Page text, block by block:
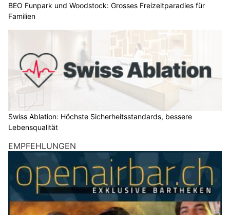
BEO Funpark und Woodstock: Grosses Freizeitparadies für
Familien
Swiss Ablation: Höchste Sicherheitsstandards, bessere
Lebensqualität
EMPFEHLUNGEN